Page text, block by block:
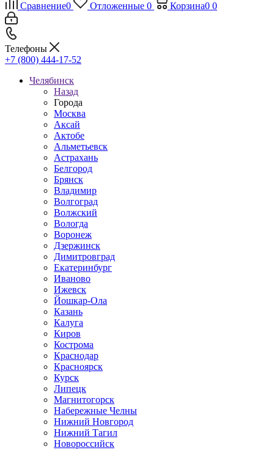
Сравнение0 Отложенные 0 Корзина0 0
Телефоны
+7 (800) 444-17-52
Челябинск
Назад
Города
Москва
Аксай
Актобе
Альметьевск
Астрахань
Белгород
Брянск
Владимир
Волгоград
Волжский
Вологда
Воронеж
Дзержинск
Димитровград
Екатеринбург
Иваново
Ижевск
Йошкар-Ола
Казань
Калуга
Киров
Кострома
Краснодар
Красноярск
Курск
Липецк
Магнитогорск
Набережные Челны
Нижний Новгород
Нижний Тагил
Новороссийск